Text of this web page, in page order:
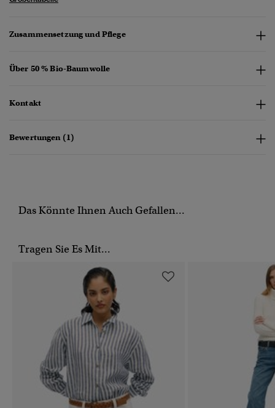
Zusammensetzung und Pflege
Über 50 % Bio-Baumwolle
Kontakt
Bewertungen (1)
Das Könnte Ihnen Auch Gefallen...
Tragen Sie Es Mit...